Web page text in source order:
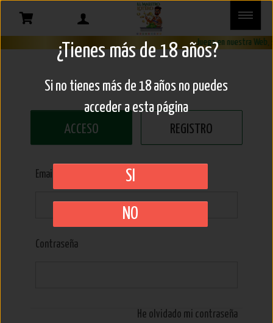
Juega en nuestra Web,
ACCESO REGISTRO
Email (*)
Contraseña
He olvidado mi contraseña
¿Tienes más de 18 años?
Si no tienes más de 18 años no puedes
acceder a esta página
SI
NO